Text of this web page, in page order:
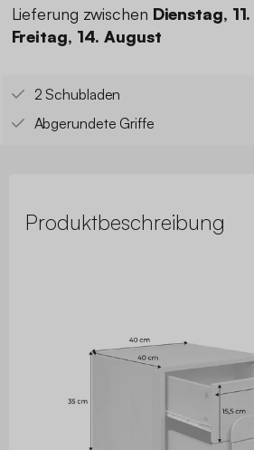
Lieferung zwischen Dienstag,
Freitag, 14. August
2 Schubladen
Abgerundete Griffe
Produktbeschreibung